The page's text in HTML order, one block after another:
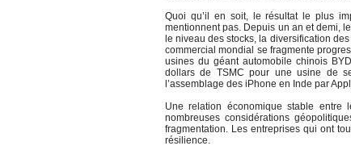
Quoi qu’il en soit, le résultat le plus
mentionnent pas. Depuis un an et demi,
le niveau des stocks, la diversification
commercial mondial se fragmente
usines du géant automobile chinois
dollars de TSMC pour une usine de
l’assemblage des iPhone en Inde par
Une relation économique stable
nombreuses considérations
fragmentation. Les entreprises qui ont
résilience.